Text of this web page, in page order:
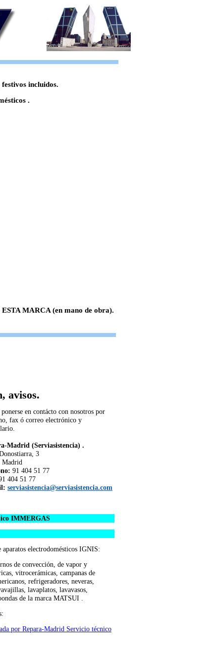
incluidos.
.
MARCA (en mano de obra).
avisos.
ponerse en contácto con nosotros por
fax ó correo electrónico y
Madrid (Serviasistencia) .
3
Madrid
91 404 51 77
404 51 77
serviasistencia@serviasistencia.com
IMMERGAS
aparatos electrodomésticos IGNIS:
de convección, de vapor y
vitrocerámicas, campanas de
refrigeradores, neveras,
lavaplatos, lavavasos,
de la marca MATSUI .
por Repara-Madrid Servicio técnico